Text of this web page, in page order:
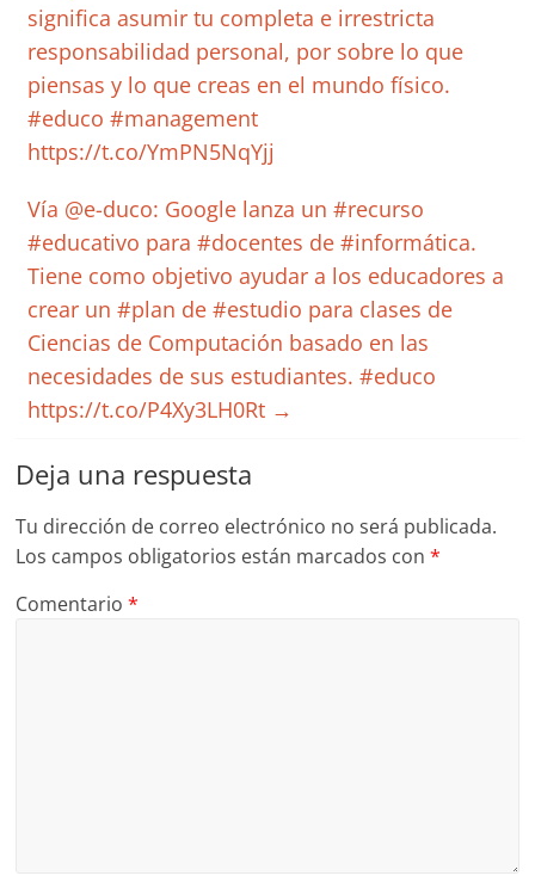
significa asumir tu completa e irrestricta
responsabilidad personal, por sobre lo que
piensas y lo que creas en el mundo físico.
#educo #management
https://t.co/YmPN5NqYjj
Vía @e-duco: Google lanza un #recurso
#educativo para #docentes de #informática.
Tiene como objetivo ayudar a los educadores a
crear un #plan de #estudio para clases de
Ciencias de Computación basado en las
necesidades de sus estudiantes. #educo
https://t.co/P4Xy3LH0Rt →
Deja una respuesta
Tu dirección de correo electrónico no será publicada.
Los campos obligatorios están marcados con*
Comentario*